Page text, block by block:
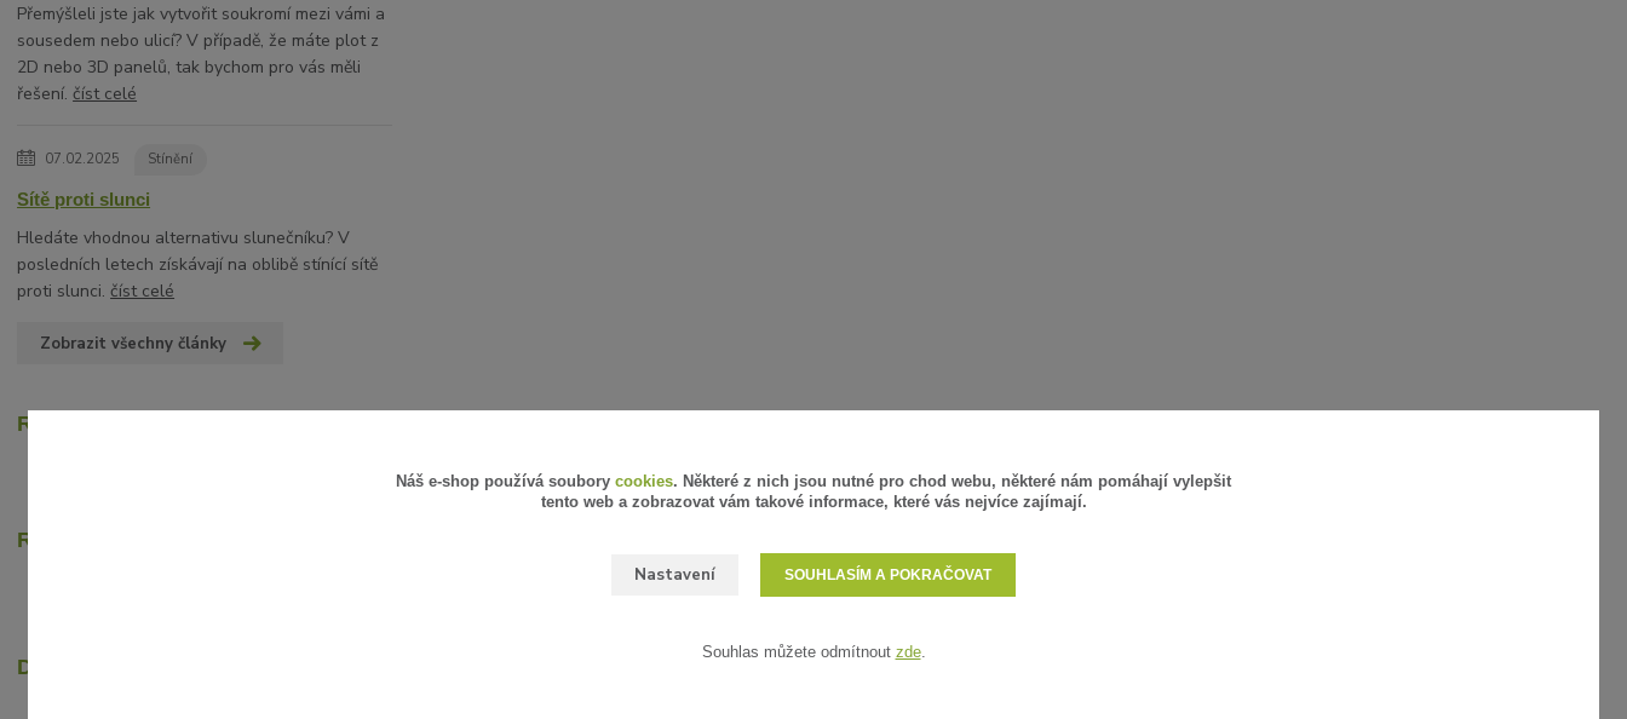
Přemýšleli jste jak vytvořit soukromí mezi vámi a
sousedem nebo ulicí? V případě, že máte plot z
2D nebo 3D panelů, tak bychom pro vás měli
řešení.číst celé
07.02.2025 Stínění
Sítě proti slunci
Hledáte vhodnou alternativu slunečníku? V
posledních letech získávají na oblibě stínící sítě
proti slunci.číst celé
Zobrazit všechny články
Recenze zákazníků
Rychlé online platby
Dopravci
Náš e-shop používá soubory cookies. Některé z nich jsou nutné pro chod webu, některé nám pomáhají vylepšit
tento web a zobrazovat vám takové informace, které vás nejvíce zajímají.
Nastavení SOUHLASÍM A POKRAČOVAT
Souhlas můžete odmítnout zde.